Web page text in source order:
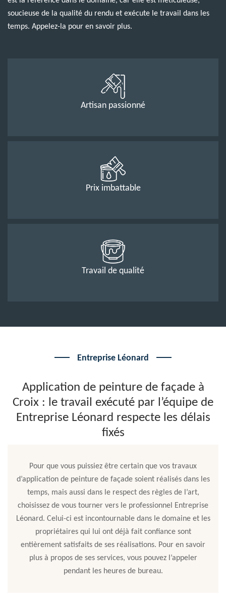
soucieuse de la qualité du rendu et exécute le travail dans les
temps. Appelez-la pour en savoir plus.
Artisan passionné
Prix imbattable
Travail de qualité
Entreprise Léonard
Application de peinture de façade à
Croix : le travail exécuté par l’équipe de
Entreprise Léonard respecte les délais
fixés
Pour que vous puissiez être certain que vos travaux
d’application de peinture de façade soient réalisés dans les
temps, mais aussi dans le respect des règles de l’art,
choisissez de vous tourner vers le professionnel Entreprise
Léonard. Celui-ci est incontournable dans le domaine et les
propriétaires qui lui ont déjà fait confiance sont
entièrement satisfaits de ses réalisations. Pour en savoir
plus à propos de ses services, vous pouvez l’appeler
pendant les heures de bureau.